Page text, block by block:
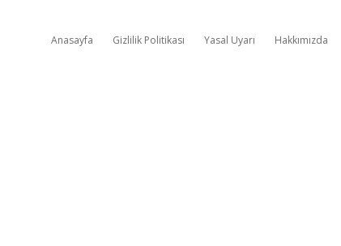
Anasayfa Gizlilik Politikası Yasal Uyarı Hakkımızda